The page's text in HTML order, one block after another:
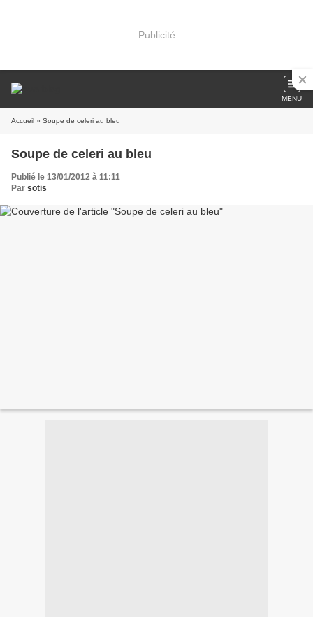
Publicité
MENU
Accueil » Soupe de celeri au bleu
Soupe de celeri au bleu
Publié le 13/01/2012 à 11:11
Par sotis